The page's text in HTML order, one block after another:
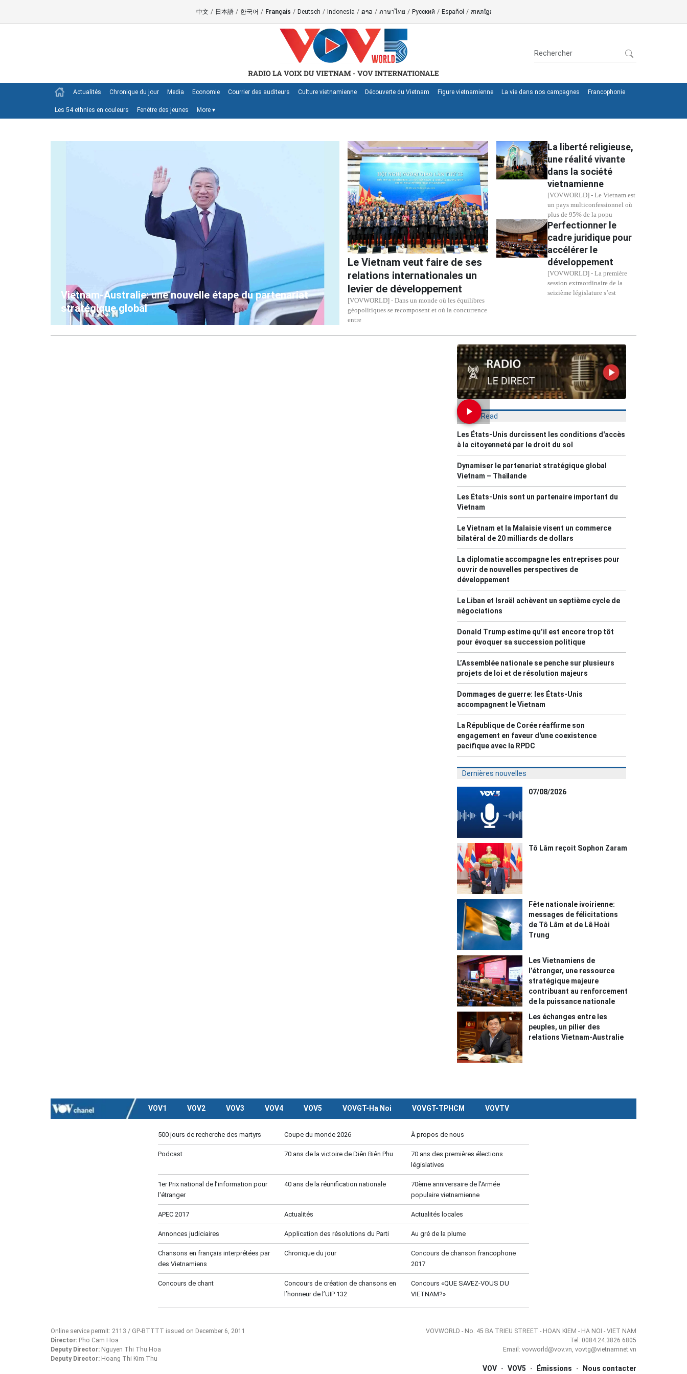
中文 / 日本語 / 한국어 / Français / Deutsch / Indonesia / ລາວ / ภาษาไทย / Русский / Español / ភាសាខ្មែរ
Actualités Chronique du jour Media Economie Courrier des auditeurs Culture vietnamienne Découverte du Vietnam Figure vietnamienne La vie dans nos campagnes Francophonie
Les 54 ethnies en couleurs Fenêtre des jeunes More ▾
Vietnam-Australie: une nouvelle étape du partenariat
stratégique global
Le Vietnam veut faire de ses
relations internationales un
levier de développement
[VOVWORLD] - Dans un monde où les équilibres
géopolitiques se recomposent et où la concurrence
entre
La liberté religieuse,
une réalité vivante
dans la société
vietnamienne
[VOVWORLD] - Le Vietnam est
un pays multiconfessionnel où
plus de 95% de la popu
Perfectionner le
cadre juridique pour
accélérer le
développement
[VOVWORLD] - La première
session extraordinaire de la
seizième législature s’est
Most Read
Les États-Unis durcissent les conditions d'accès
à la citoyenneté par le droit du sol
Dynamiser le partenariat stratégique global
Vietnam – Thaïlande
Les États-Unis sont un partenaire important du
Vietnam
Le Vietnam et la Malaisie visent un commerce
bilatéral de 20 milliards de dollars
La diplomatie accompagne les entreprises pour
ouvrir de nouvelles perspectives de
développement
Le Liban et Israël achèvent un septième cycle de
négociations
Donald Trump estime qu’il est encore trop tôt
pour évoquer sa succession politique
L’Assemblée nationale se penche sur plusieurs
projets de loi et de résolution majeurs
Dommages de guerre: les États-Unis
accompagnent le Vietnam
La République de Corée réaffirme son
engagement en faveur d'une coexistence
pacifique avec la RPDC
Dernières nouvelles
07/08/2026
Tô Lâm reçoit Sophon Zaram
Fête nationale ivoirienne:
messages de félicitations
de Tô Lâm et de Lê Hoài
Trung
Les Vietnamiens de
l’étranger, une ressource
stratégique majeure
contribuant au renforcement
de la puissance nationale
Les échanges entre les
peuples, un pilier des
relations Vietnam-Australie
VOV1 VOV2 VOV3 VOV4 VOV5 VOVGT-Ha Noi VOVGT-TPHCM VOVTV
500 jours de recherche des martyrs Coupe du monde 2026 À propos de nous
Podcast 70 ans de la victoire de Diên Biên Phu
70 ans des premières élections
législatives
1er Prix national de l’information pour
l'étranger
40 ans de la réunification nationale
70ème anniversaire de l'Armée
populaire vietnamienne
APEC 2017 Actualités Actualités locales
Annonces judiciaires Application des résolutions du Parti Au gré de la plume
Chansons en français interprétées par
des Vietnamiens
Chronique du jour
Concours de chanson francophone
2017
Concours de chant
Concours de création de chansons en
l’honneur de l’UIP 132
Concours «QUE SAVEZ-VOUS DU
VIETNAM?»
Online service permit: 2113 / GP-BTTTT issued on December 6, 2011
Director: Pho Cam Hoa
Deputy Director: Nguyen Thi Thu Hoa
Deputy Director: Hoang Thi Kim Thu
VOVWORLD - No. 45 BA TRIEU STREET - HOAN KIEM - HA NOI - VIET NAM
Tel: 0084.24.3826 6805
Email: vovworld@vov.vn, vovtg@vietnamnet.vn
VOV - VOV5 - Émissions - Nous contacter